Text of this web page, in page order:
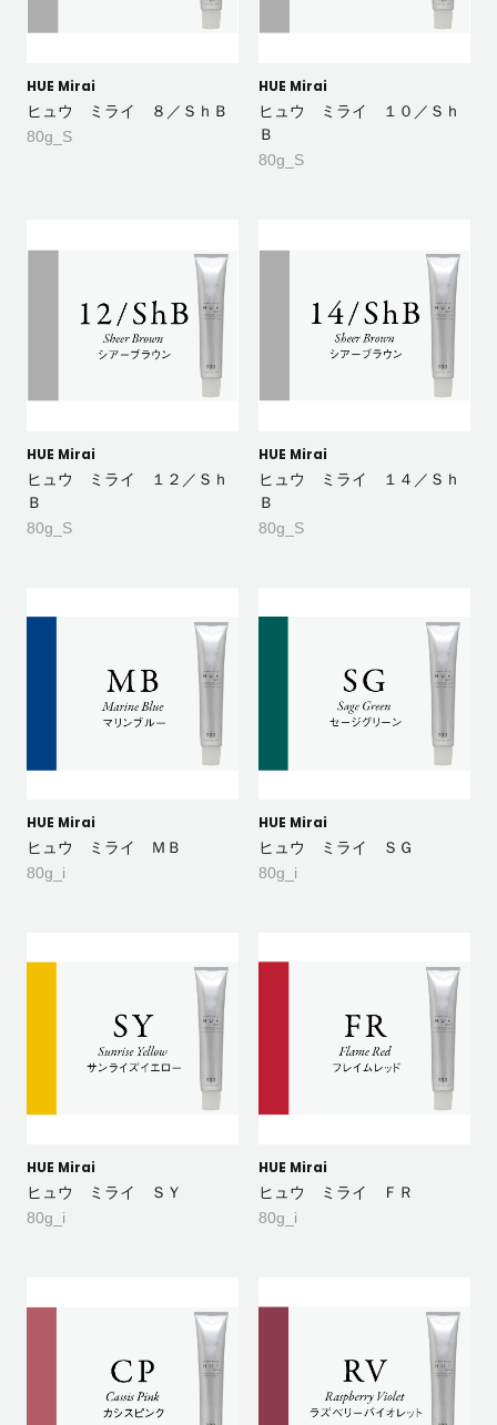
HUE Mirai
ヒュウ ミライ ８／ＳｈＢ
80g_S
HUE Mirai
ヒュウ ミライ １０／Ｓｈ
Ｂ
80g_S
HUE Mirai
ヒュウ ミライ １２／Ｓｈ
Ｂ
80g_S
HUE Mirai
ヒュウ ミライ １４／Ｓｈ
Ｂ
80g_S
HUE Mirai
ヒュウ ミライ ＭＢ
80g_i
HUE Mirai
ヒュウ ミライ ＳＧ
80g_i
HUE Mirai
ヒュウ ミライ ＳＹ
80g_i
HUE Mirai
ヒュウ ミライ ＦＲ
80g_i